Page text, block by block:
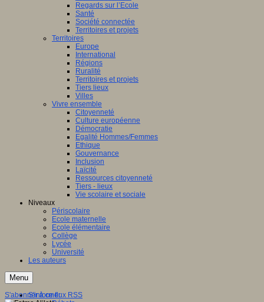
Regards sur l’Ecole
Santé
Société connectée
Territoires et projets
Territoires
Europe
International
Régions
Ruralité
Territoires et projets
Tiers lieux
Villes
Vivre ensemble
Citoyenneté
Culture européenne
Démocratie
Egalité Hommes/Femmes
Ethique
Gouvernance
Inclusion
Laïcité
Ressources citoyenneté
Tiers - lieux
Vie scolaire et sociale
Niveaux
Périscolaire
Ecole maternelle
Ecole élémentaire
Collège
Lycée
Université
Les auteurs
Menu
S'informer
S'abonner à ce flux RSS